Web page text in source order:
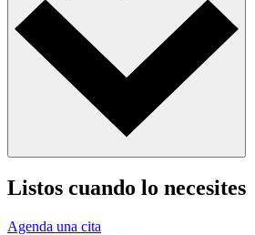
Listos cuando lo necesites
Agenda una cita